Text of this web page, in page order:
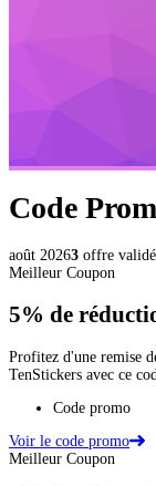
Code
août 20263 offre
Meilleur Coupon
5% de
Profitez d'une remise
TenStickers avec ce
Code promo
Voir le code promo
Meilleur Coupon